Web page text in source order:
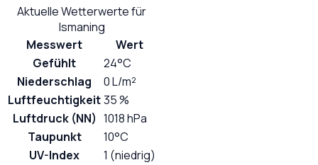
Aktuelle Wetterwerte für
Ismaning
Messwert
Wert
Gefühlt
24°C
Niederschlag
0 L/m²
Luftfeuchtigkeit35 %
Luftdruck (NN) 1018 hPa
Taupunkt
10°C
UV-Index
1 (niedrig)